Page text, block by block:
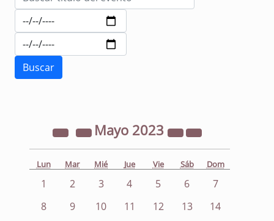
Mayo 2023
Lun Mar Mié Jue Vie Sáb Dom
1 2 3 4 5 6
7
8
9 10 11 12 13
14